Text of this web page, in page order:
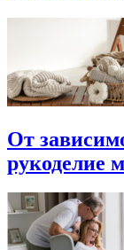
От
рукоделие